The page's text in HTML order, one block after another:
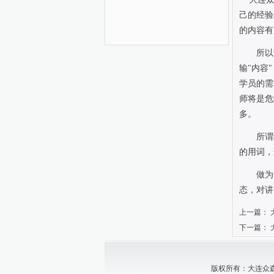
己的经
的内容
所
输"内容"
学员的
师将是
多。
所
的用词
做
态，对
上一篇：
下一篇：
版权所有：大连众